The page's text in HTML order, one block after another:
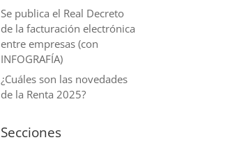
Se publica el Real Decreto
de la facturación electrónica
entre empresas (con
INFOGRAFÍA)
¿Cuáles son las novedades
de la Renta 2025?
Secciones